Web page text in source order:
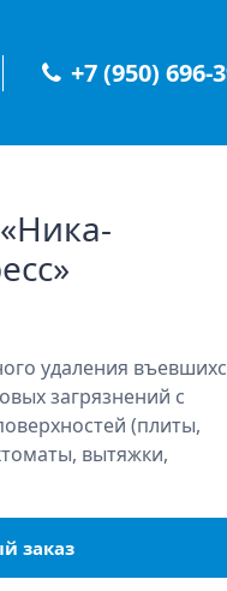
+7 (950) 696-
удаления
загрязнений с
(плиты,
вытяжки,
заказ